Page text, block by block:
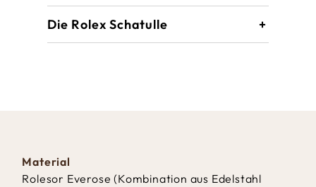
Die Rolex Schatulle
Material
Rolesor Everose (Kombination aus Edelstahl